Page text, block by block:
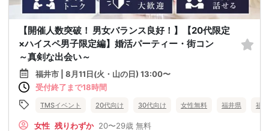
【開催人数突破！ 男女バランス良好！】【20代限定
×ハイスペ男子限定編】婚活パーティー・街コン
～真剣な出会い～
福井市 | 8月11日(火・山の日) 13:00〜
受付終了まで18時間
TMSイベント 20代向け 30代向け 女性無料 福井県 福
女性 残りわずか 20〜29歳 無料